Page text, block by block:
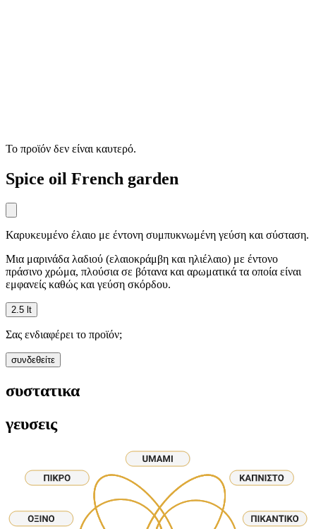
Το προϊόν δεν είναι καυτερό.
Spice oil French garden
Καρυκευμένο έλαιο με έντονη συμπυκνωμένη γεύση και σύσταση.
Μια μαρινάδα λαδιού (ελαιοκράμβη και ηλιέλαιο) με έντονο
πράσινο χρώμα, πλούσια σε βότανα και αρωματικά τα οποία είναι
εμφανείς καθώς και γεύση σκόρδου.
2.5 lt
Σας ενδιαφέρει το προϊόν;
συνδεθείτε
συστατικα
γευσεις